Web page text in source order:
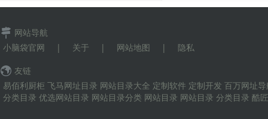
网站导航
小脑袋官网
| 关于 | 网站地图 | 隐私
友链
易佰利厨柜 飞马网址目录 网站目录大全 定制软件 定制开发 百万网址
分类目录 优选网站目录 网站目录分类 网站目录 网站目录 分类目录 酷